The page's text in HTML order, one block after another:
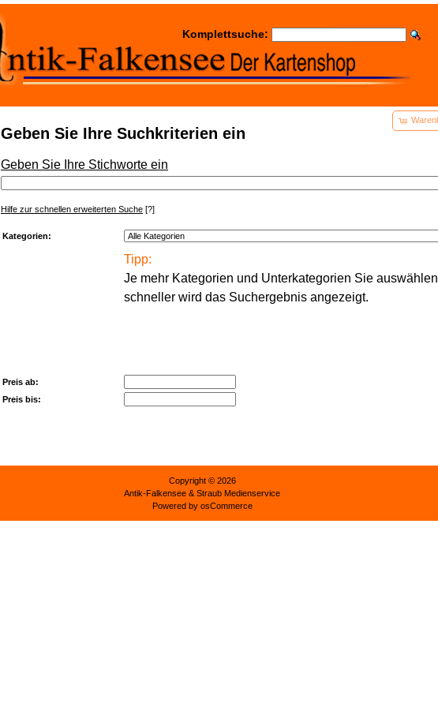
Komplettsuche:
Geben Sie Ihre Suchkriterien ein
Geben Sie Ihre Stichworte ein
Hilfe zur schnellen erweiterten Suche [?]
Kategorien:
Tipp:
Je mehr Kategorien und Unterkategorien Sie
schneller wird das Suchergebnis angezeigt.
Preis ab:
Preis bis:
Copyright © 2026
Antik-Falkensee & Straub Medienservice
Powered by osCommerce